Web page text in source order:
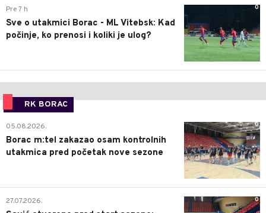
0
Pre 7 h
Sve o utakmici Borac - ML Vitebsk: Kad
počinje, ko prenosi i koliki je ulog?
RK BORAC
0
05.08.2026.
Borac m:tel zakazao osam kontrolnih
utakmica pred početak nove sezone
0
27.07.2026.